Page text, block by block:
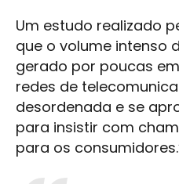
Um estudo realizado
que o volume intenso
gerado por poucas
redes de
desordenada e se
para insistir com
para os